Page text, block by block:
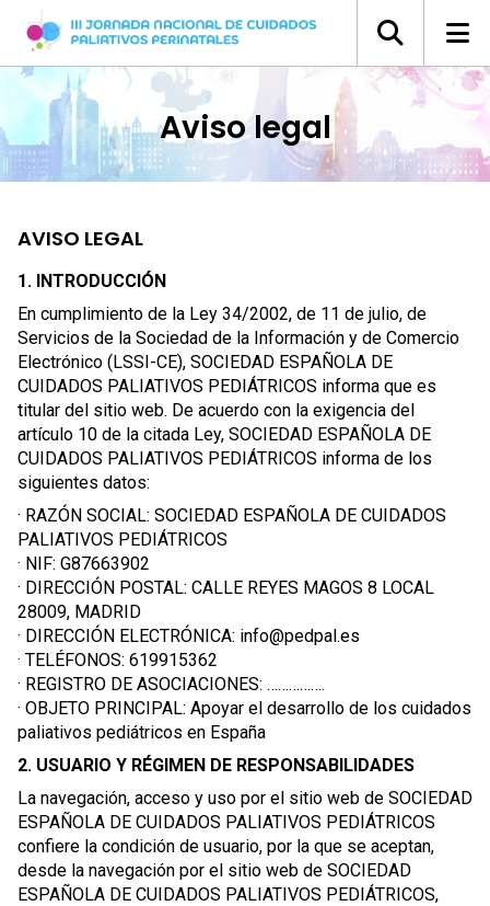
Aviso legal
AVISO LEGAL
1. INTRODUCCIÓN
En cumplimiento de la Ley 34/2002, de 11 de julio, de
Servicios de la Sociedad de la Información y de Comercio
Electrónico (LSSI-CE), SOCIEDAD ESPAÑOLA DE
CUIDADOS PALIATIVOS PEDIÁTRICOS informa que es
titular del sitio web. De acuerdo con la exigencia del
artículo 10 de la citada Ley, SOCIEDAD ESPAÑOLA DE
CUIDADOS PALIATIVOS PEDIÁTRICOS informa de los
siguientes datos:
· RAZÓN SOCIAL: SOCIEDAD ESPAÑOLA DE CUIDADOS
PALIATIVOS PEDIÁTRICOS
· NIF: G87663902
· DIRECCIÓN POSTAL: CALLE REYES MAGOS 8 LOCAL
28009, MADRID
· DIRECCIÓN ELECTRÓNICA: info@pedpal.es
· TELÉFONOS: 619915362
· REGISTRO DE ASOCIACIONES: …………….
· OBJETO PRINCIPAL: Apoyar el desarrollo de los cuidados
paliativos pediátricos en España
2. USUARIO Y RÉGIMEN DE RESPONSABILIDADES
La navegación, acceso y uso por el sitio web de SOCIEDAD
ESPAÑOLA DE CUIDADOS PALIATIVOS PEDIÁTRICOS
confiere la condición de usuario, por la que se aceptan,
desde la navegación por el sitio web de SOCIEDAD
ESPAÑOLA DE CUIDADOS PALIATIVOS PEDIÁTRICOS,